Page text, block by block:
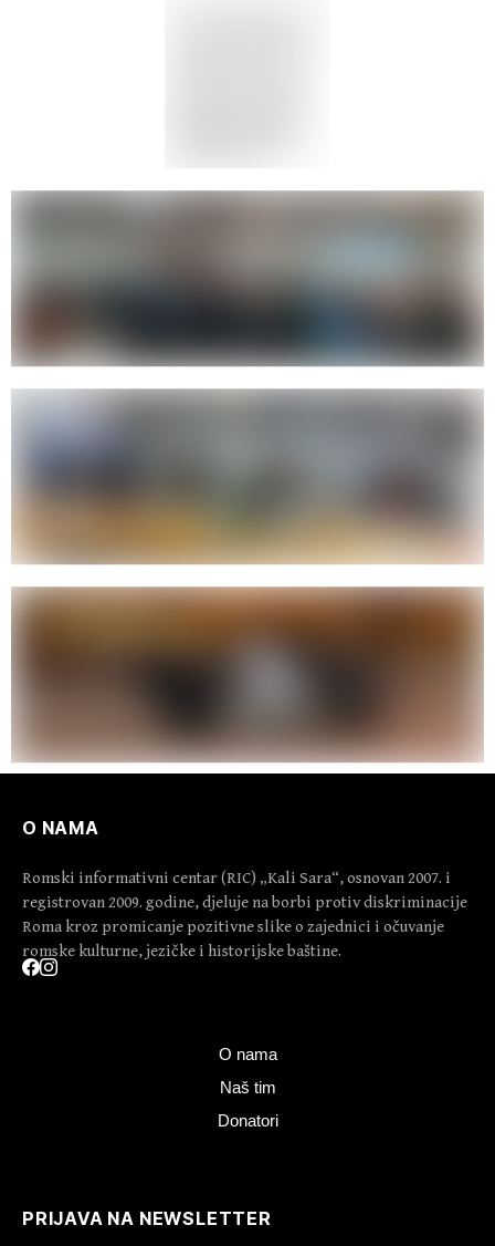
O NAMA
Romski informativni centar (RIC) „Kali Sara“, osnovan 2007. i
registrovan 2009. godine, djeluje na borbi protiv diskriminacije
Roma kroz promicanje pozitivne slike o zajednici i očuvanje
romske kulturne, jezičke i historijske baštine.
O nama
Naš tim
Donatori
PRIJAVA NA NEWSLETTER